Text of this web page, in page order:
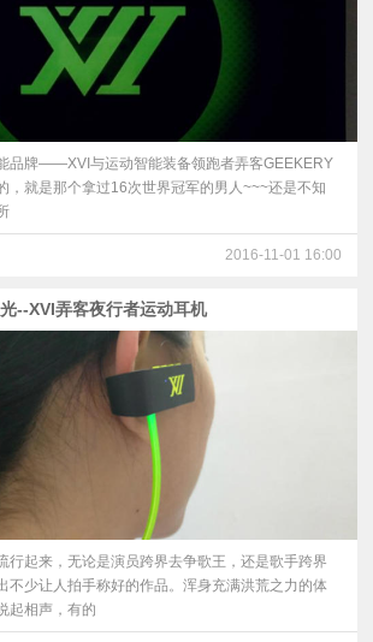
品牌——XVI与运动智能装备领跑者弄客GEEKERY
，就是那个拿过16次世界冠军的男人~~~还是不知
2016-11-01 16:00
--XVI弄客夜行者运动耳机
行起来，无论是演员跨界去争歌王，还是歌手跨界
不少让人拍手称好的作品。浑身充满洪荒之力的体
起相声，有的